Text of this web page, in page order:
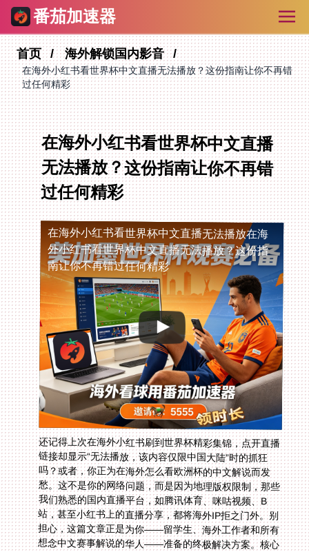
番茄加速器
首页 海外解锁国内影音
在海外小红书看世界杯中文直播无法播放？这份指南让你不再错
过任何精彩
在海外小红书看世界杯中文直播
无法播放？这份指南让你不再错
过任何精彩
在海外小红书看世界杯中文直播无法播放在海
外小红书看世界杯中文直播无法播放？这份指
南让你不再错过任何精彩
还记得上次在海外小红书刷到世界杯精彩集锦，点开直播
链接却显示“无法播放，该内容仅限中国大陆”时的抓狂
吗？或者，你正为在海外怎么看欧洲杯的中文解说而发
愁。这不是你的网络问题，而是因为地理版权限制，那些
我们熟悉的国内直播平台，如腾讯体育、咪咕视频、B
站，甚至小红书上的直播分享，都将海外IP拒之门外。别
担心，这篇文章正是为你——留学生、海外工作者和所有
想念中文赛事解说的华人——准备的终极解决方案。核心
思路就是通过一款可靠的回国加速器，让你的网络“回
到”国内，轻松解锁所有平台。接下来，我们将一步步拆
解如何选择和使用，让你无论身处纽约还是新加坡，都能